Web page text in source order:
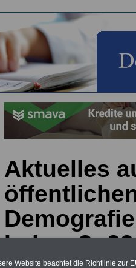
Aktuelles
Lehrer?;
Website beachtet die Richtlinie zur